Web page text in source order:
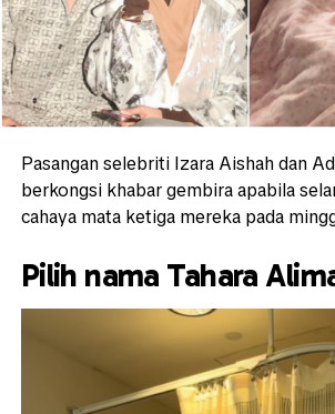
Pasangan selebriti Izara Aishah dan
berkongsi khabar gembira apabila
cahaya mata ketiga mereka pada
Pilih nama Tahara